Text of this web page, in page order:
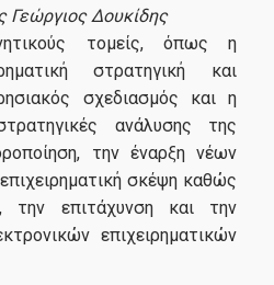
Γεώργιος Δουκίδης
τομείς, όπως η
στρατηγική και
σχεδιασμός και η
ανάλυσης της
την έναρξη νέων
σκέψη καθώς
την επιτάχυνση και την
επιχειρηματικών